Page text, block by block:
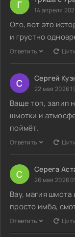
Г 14 апреля
Ого, вот это
и грустно
Ответить
С Сергей
22 мая 2026
Ваще топ, залип
шмотки и
поймёт.
Ответить
С Серега
26 мая 2026
Вау, магия
просто имба,
Ответить